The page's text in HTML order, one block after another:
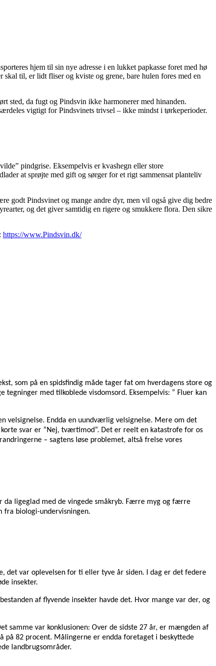
hjem til sin nye adresse i en lukket papkasse foret med hø
til, er lidt fliser og kviste og grene, bare hulen fores med en
sted, da fugt og Pindsvin ikke harmonerer med hinanden.
vigtigt for Pindsvinets trivsel – ikke mindst i tørkeperioder.
pindgrise. Eksempelvis er kvashegn eller store
at sprøjte med gift og sørger for et rigt sammensat planteliv
godt Pindsvinet og mange andre dyr, men vil også give dig bedre
og det giver samtidig en rigere og smukkere flora. Den sikre
https://www.Pindsvin.dk/
som på en spidsfindig måde tager fat om hverdagens store og
med tilkoblede visdomsord. Eksempelvis: ” Fluer kan
velsignelse. Endda en uundværlig velsignelse. Mere om det
svar er ”Nej, tværtimod”. Det er reelt en katastrofe for os
– sagtens løse problemet, altså frelse vores
da ligeglad med de vingede småkryb. Færre myg og færre
fra biologi-undervisningen.
det var oplevelsen for ti eller tyve år siden. I dag er det federe
insekter.
af flyvende insekter havde det. Hvor mange var der, og
samme var konklusionen: Over de sidste 27 år, er mængden af
på 82 procent. Målingerne er endda foretaget i beskyttede
landbrugsområder.